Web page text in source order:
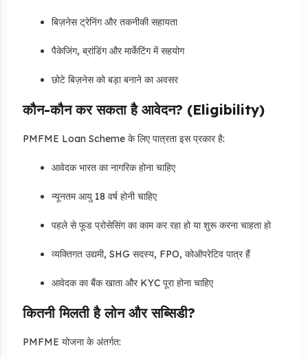
बिज़नेस ट्रेनिंग और तकनीकी सहायता
पैकेजिंग, ब्रांडिंग और मार्केटिंग में सहयोग
छोटे बिज़नेस को बड़ा बनाने का अवसर
कौन-कौन कर सकता है आवेदन? (Eligibility)
PMFME Loan Scheme के लिए पात्रता इस प्रकार है:
आवेदक भारत का नागरिक होना चाहिए
न्यूनतम आयु 18 वर्ष होनी चाहिए
पहले से फूड प्रोसेसिंग का काम कर रहा हो या शुरू करना चाहता हो
व्यक्तिगत उद्यमी, SHG सदस्य, FPO, कोऑपरेटिव पात्र हैं
आवेदक का बैंक खाता और KYC पूरा होना चाहिए
कितनी मिलती है लोन और सब्सिडी?
PMFME योजना के अंतर्गत: